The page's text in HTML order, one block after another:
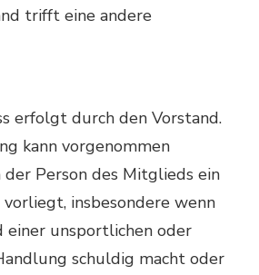
trifft eine andere
erfolgt durch den Vorstand.
kann vorgenommen
Person des Mitglieds ein
insbesondere wenn
einer unsportlichen oder
schuldig macht oder